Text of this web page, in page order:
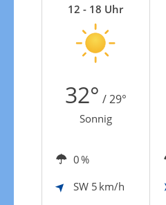
12 - 18 Uhr
32° / 29°
Sonnig
0 %
SW 5 km/h